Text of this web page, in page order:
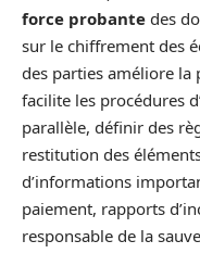
force probante des
sur le chiffrement des
des parties améliore
facilite les procédures
parallèle, définir des
restitution des
d’informations
paiement, rapports
responsable de la